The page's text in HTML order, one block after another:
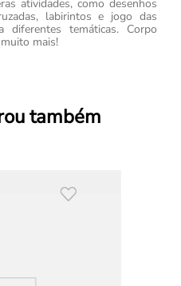
atividades, como desenhos
labirintos e jogo das
diferentes temáticas. Corpo
mais!
também